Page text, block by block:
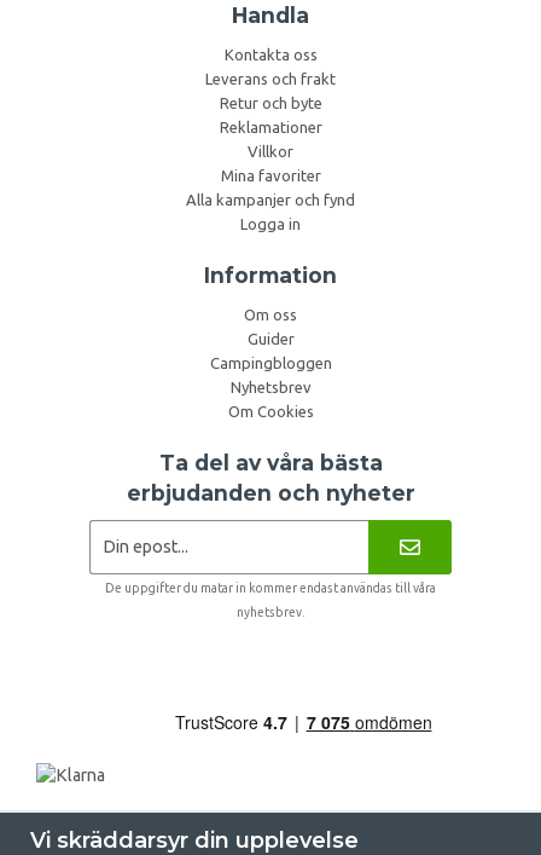
Handla
Kontakta oss
Leverans och frakt
Retur och byte
Reklamationer
Villkor
Mina favoriter
Alla kampanjer och fynd
Logga in
Information
Om oss
Guider
Campingbloggen
Nyhetsbrev
Om Cookies
Ta del av våra bästa
erbjudanden och nyheter
De uppgifter du matar in kommer endast användas till våra
nyhetsbrev.
Vi skräddarsyr din upplevelse